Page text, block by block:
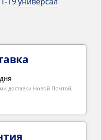
доставки Новой Почтой,